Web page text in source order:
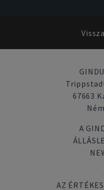
67663
A
AZ